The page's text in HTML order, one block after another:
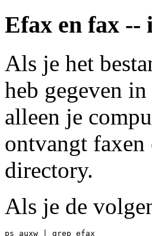
Efax en fax --
Als je het
heb gegeven
alleen je
ontvangt
directory.
Als je de